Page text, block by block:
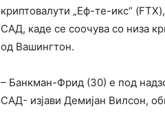
криптовалути „Еф-те-икс“
САД, каде се соочува со низа
од Вашингтон.
– Банкман-Фрид (30) е под
САД- изјави Демијан Вилсон,